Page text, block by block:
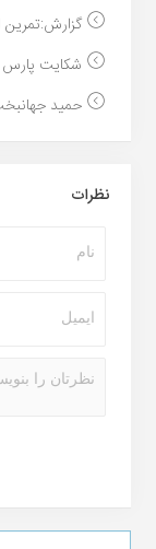
گزارش:تمرین
شکایت پارس
حمید
نظرات